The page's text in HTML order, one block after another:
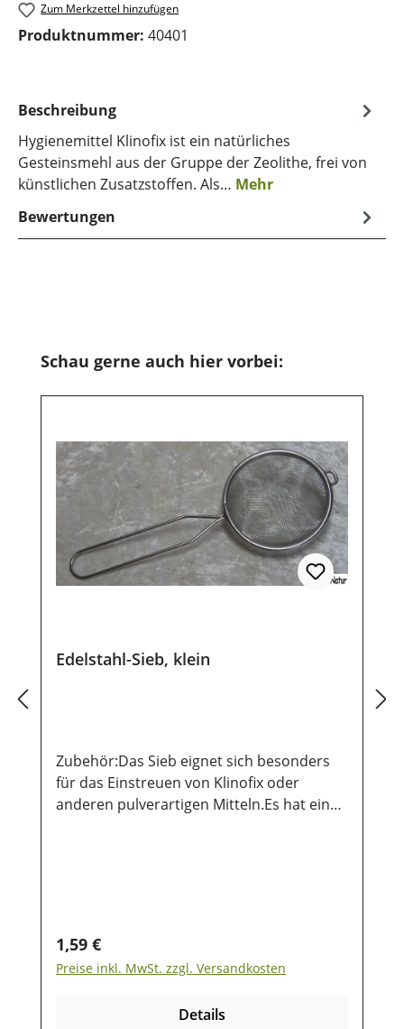
Zum Merkzettel hinzufügen
Produktnummer: 40401
Beschreibung
Hygienemittel Klinofix ist ein natürliches
Gesteinsmehl aus der Gruppe der Zeolithe, frei von
künstlichen Zusatzstoffen. Als… Mehr
Bewertungen
Produktgalerie überspringen
Schau gerne auch hier vorbei:
Edelstahl-Sieb, klein
Zubehör:Das Sieb eignet sich besonders
für das Einstreuen von Klinofix oder
anderen pulverartigen Mitteln.Es hat eine
Regulärer Preis:
1,59 €
Preise inkl. MwSt. zzgl. Versandkosten
Details